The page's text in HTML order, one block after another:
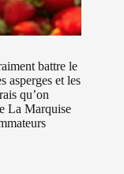
battre le
asperges et les
qu’on
La Marquise